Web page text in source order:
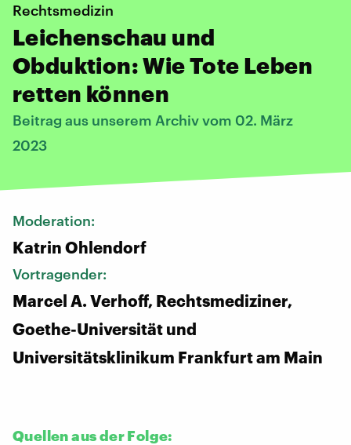
Rechtsmedizin
Leichenschau und
Obduktion: Wie Tote Leben
retten können
Beitrag aus unserem Archiv vom 02. März
2023
Moderation:
Katrin Ohlendorf
Vortragender:
Marcel A. Verhoff, Rechtsmediziner,
Goethe-Universität und
Universitätsklinikum Frankfurt am Main
Quellen aus der Folge: